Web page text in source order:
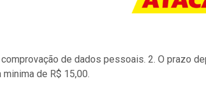
de dados pessoais. 2. O prazo
de R$ 15,00.